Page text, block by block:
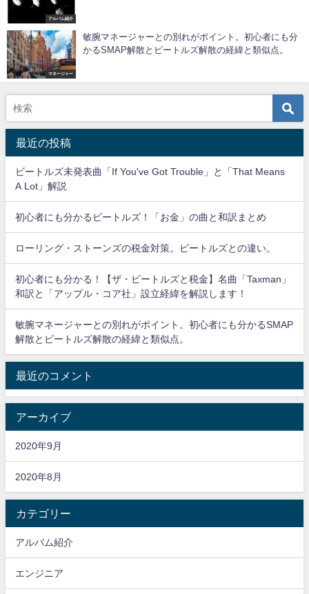
アルバム紹介
マネージャー
敏腕マネージャーとの別れがポイント。初心者にも分
かるSMAP解散とビートルズ解散の経緯と類似点。
最近の投稿
ビートルズ未発表曲「If You've Got Trouble」と「That Means
A Lot」解説
初心者にも分かるビートルズ！「お金」の曲と和訳まとめ
ローリング・ストーンズの税金対策。ビートルズとの違い。
初心者にも分かる！【ザ・ビートルズと税金】名曲「Taxman」
和訳と「アップル・コア社」設立経緯を解説します！
敏腕マネージャーとの別れがポイント。初心者にも分かるSMAP
解散とビートルズ解散の経緯と類似点。
最近のコメント
アーカイブ
2020年9月
2020年8月
カテゴリー
アルバム紹介
エンジニア